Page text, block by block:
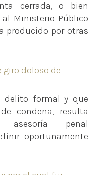
cerrada, o bien
Ministerio Público
producido por otras
giro doloso de
delito formal y que
condena, resulta
asesoría penal
oportunamente